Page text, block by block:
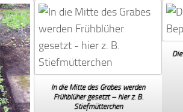
In die Mitte des Grabes werden
Frühblüher gesetzt – hier z. B.
Stiefmütterchen